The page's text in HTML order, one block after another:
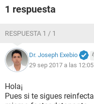
1 respuesta
RESPUESTA 1 / 1
Dr. Joseph Exebio
29 sep 2017 a las 12:05
Hola¡
Pues si te sigues